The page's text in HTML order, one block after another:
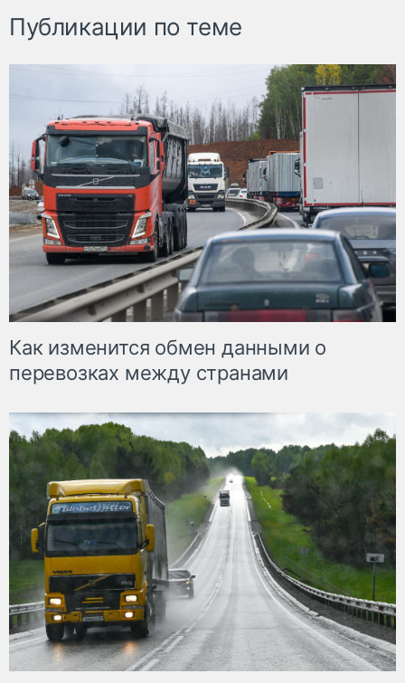
Публикации по теме
Как изменится обмен данными о
перевозках между странами